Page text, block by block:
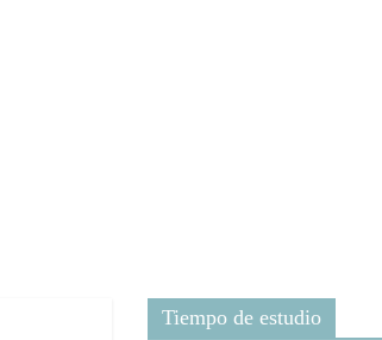
Tiempo de estudio